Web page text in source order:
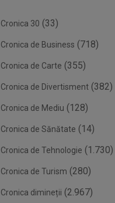
Cronica 30 (33)
Cronica de Business (718)
Cronica de Carte (355)
Cronica de Divertisment (382)
Cronica de Mediu (128)
Cronica de Sănătate (14)
Cronica de Tehnologie (1.730)
Cronica de Turism (280)
Cronica dimineții (2.967)